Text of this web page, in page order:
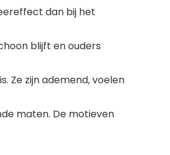
dan bij het
blijft en ouders
Ze zijn ademend, voelen
maten. De motieven